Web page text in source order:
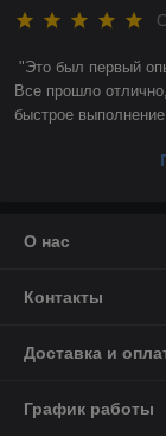
"Это был первый
Все прошло
быстрое
О нас
Контакты
Доставка и
График работы